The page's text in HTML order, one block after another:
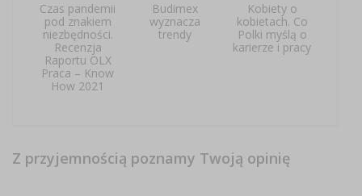
Czas pandemii
pod znakiem
niezbędności.
Recenzja
Raportu OLX
Praca – Know
How 2021
Budimex
wyznacza
trendy
Kobiety o
kobietach. Co
Polki myślą o
karierze i pracy
Z przyjemnością poznamy Twoją opinię